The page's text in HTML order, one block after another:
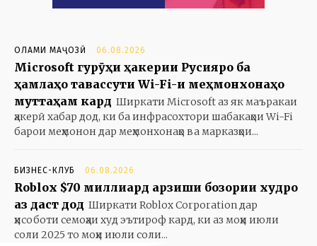
ОЛАМИ МАҶОЗӢ 06.08.2026
Microsoft гурӯҳи ҳакерии Русияро ба
ҳамлаҳо тавассути Wi-Fi-и меҳмонхонаҳо
муттаҳам кард Ширкати Microsoft аз як маъракаи
ҳакерӣ хабар дод, ки ба инфрасохтори шабакаҳои Wi-Fi
барои меҳмонон дар меҳмонхонаҳо ва марказҳои...
БИЗНЕС-КЛУБ 06.08.2026
Roblox $70 миллиард арзиши бозории худро
аз даст дод Ширкати Roblox Corporation дар
ҳисоботи семоҳаи худ эътироф кард, ки аз моҳи июли
соли 2025 то моҳи июли соли...